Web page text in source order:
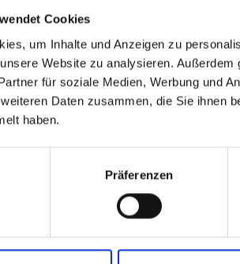
Cookies
um Inhalte und Anzeigen zu
Website zu analysieren.
für soziale Medien, Werbung und
Daten zusammen, die Sie ihnen
haben.
Präferenzen
auf
12-PRO-
Hilfe